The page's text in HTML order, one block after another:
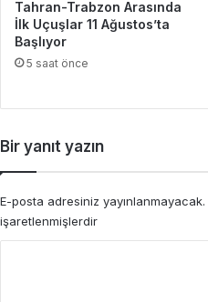
Tahran-Trabzon Arasında
İlk Uçuşlar 11 Ağustos’ta
Başlıyor
5 saat önce
Bir yanıt yazın
E-posta adresiniz yayınlanmayacak.
işaretlenmişlerdir